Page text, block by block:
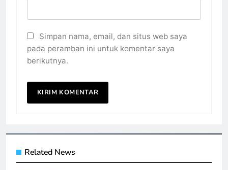
Simpan nama, email, dan situs web saya
pada peramban ini untuk komentar saya
berikutnya.
Related News